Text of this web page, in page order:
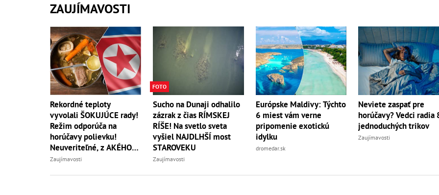
ZAUJÍMAVOSTI
Rekordné teploty
vyvolali ŠOKUJÚCE rady!
Režim odporúča na
horúčavy polievku!
Neuveriteľné, z AKÉHO
zvierata
Zaujímavosti
FOTO
Sucho na Dunaji odhalilo
zázrak z čias RÍMSKEJ
RÍŠE! Na svetlo sveta
vyšiel NAJDLHŠÍ most
STAROVEKU
Zaujímavosti
Európske Maldivy: Týchto
6 miest vám verne
pripomenie exotickú
idylku
dromedar.sk
Neviete zaspať pre
horúčavy? Vedci radia
jednoduchých trikov
Zaujímavosti